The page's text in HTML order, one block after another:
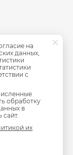
на
данных,
с
обработку
в
сайт.
их